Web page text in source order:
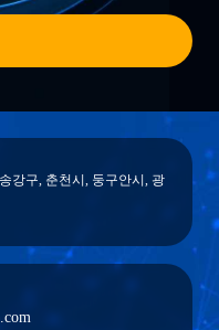
강구, 춘천시, 둥구안시, 광